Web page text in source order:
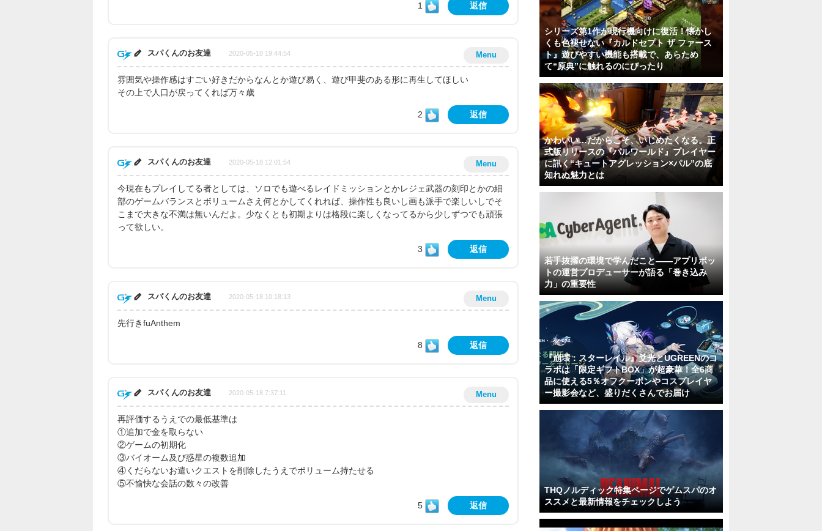
1 返信
Menu
スパくんのお友達 2020-05-18 19:44:54
雰囲気や操作感はすごい好きだからなんとか遊び易く、遊び甲斐のある形に再生してほしい
その上で人口が戻ってくれば万々歳
2 返信
Menu
スパくんのお友達 2020-05-18 12:01:54
今現在もプレイしてる者としては、ソロでも遊べるレイドミッションとかレジェ武器の刻印とかの細
部のゲームバランスとボリュームさえ何とかしてくれれば、操作性も良いし画も派手で楽しいしでそ
こまで大きな不満は無いんだよ。少なくとも初期よりは格段に楽しくなってるから少しずつでも頑張
って欲しい。
3 返信
Menu
スパくんのお友達 2020-05-18 10:18:13
先行きfuAnthem
8 返信
Menu
スパくんのお友達 2020-05-18 7:37:11
再評価するうえでの最低基準は
①追加で金を取らない
②ゲームの初期化
③バイオーム及び惑星の複数追加
④くだらないお遣いクエストを削除したうえでボリューム持たせる
⑤不愉快な会話の数々の改善
5 返信
シリーズ第1作が現行機向けに復活！懐かし
くも色褪せない『カルドセプト ザ ファース
ト』遊びやすい機能も搭載で、あらため
て“原典”に触れるのにぴったり
かわいい…だからこそ、いじめたくなる。正
式版リリースの『パルワールド』プレイヤー
に訊く“キュートアグレッション×パル”の底
知れぬ魅力とは
若手抜擢の環境で学んだこと――アプリボッ
トの運営プロデューサーが語る「巻き込み
力」の重要性
『崩壊：スターレイル』爻光とUGREENのコ
ラボは「限定ギフトBOX」が超豪華！全6商
品に使える5％オフクーポンやコスプレイヤ
ー撮影会など、盛りだくさんでお届け
THQノルディック特集ページでゲムスパのオ
ススメと最新情報をチェックしよう